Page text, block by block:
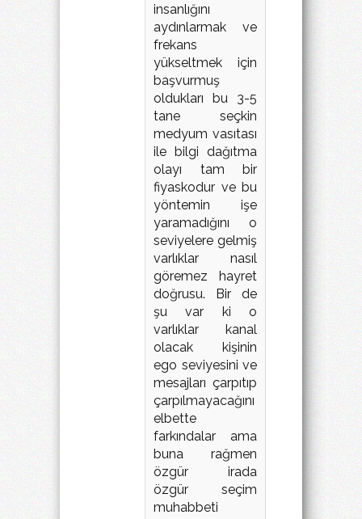
insanlığını
aydınlarmak ve
frekans
yükseltmek için
başvurmuş
oldukları bu 3-5
tane seçkin
medyum vasıtası
ile bilgi dağıtma
olayı tam bir
fiyaskodur ve bu
yöntemin işe
yaramadığını o
seviyelere gelmiş
varlıklar nasıl
göremez hayret
doğrusu. Bir de
şu var ki o
varlıklar kanal
olacak kişinin
ego seviyesini ve
mesajları çarpıtıp
çarpılmayacağını
elbette
farkındalar ama
buna rağmen
özgür irada
özgür seçim
muhabbeti